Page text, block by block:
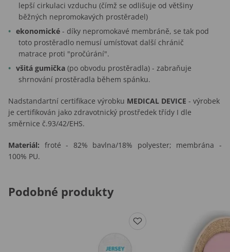
lepší cirkulaci vzduchu (čímž se odlišuje od většiny
běžných nepromokavých prostěradel)
ekonomické - díky nepromokavé membráně, se tak pod
toto prostěradlo nemusí umísťovat další chránič
matrace proti "pročúrání".
všitá gumička (po obvodu prostěradla) - zabraňuje
shrnování prostěradla během spánku.
Nadstandartní certifikace výrobku MEDICAL DEVICE - výrobek
je certifikován jako zdravotnický prostředek třídy I dle
směrnice č.93/42/EHS.
Materiál: froté - 82% bavlna/18% polyester; membrána -
100% PU.
Podobné produkty